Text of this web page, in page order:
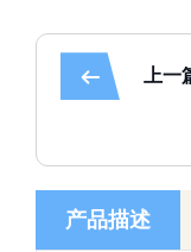
上
产品描述